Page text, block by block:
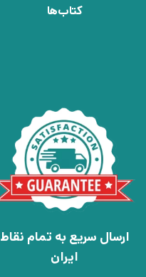
کتاب‌ها
ارسال سریع به تمام نقاط
ایران